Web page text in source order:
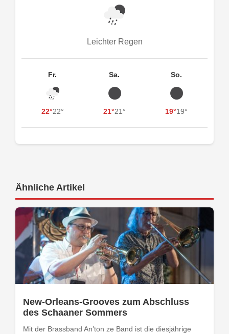
Leichter Regen
Fr.
22°22°
Sa.
21°21°
So.
19°19°
Ähnliche Artikel
New-Orleans-Grooves zum Abschluss
des Schaaner Sommers
Mit der Brassband An’ton ze Band ist die diesjährige